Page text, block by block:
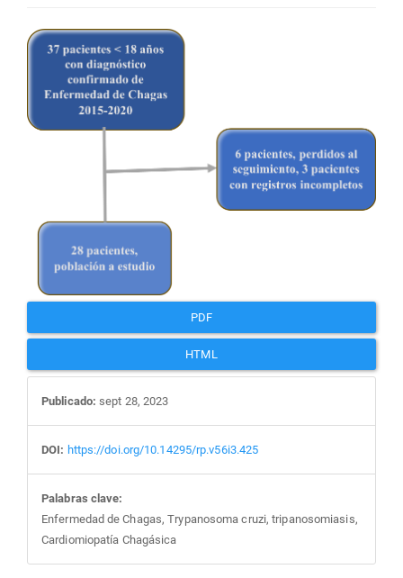
Barra
lateral
del
artículo
PDF
HTML
Publicado: sept 28, 2023
DOI: https://doi.org/10.14295/rp.v56i3.425
Palabras clave:
Enfermedad de Chagas, Trypanosoma cruzi, tripanosomiasis,
Cardiomiopatía Chagásica